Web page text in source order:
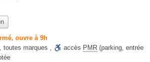
ouvre à 9h
, toutes marques , accès PMR (parking, entrée